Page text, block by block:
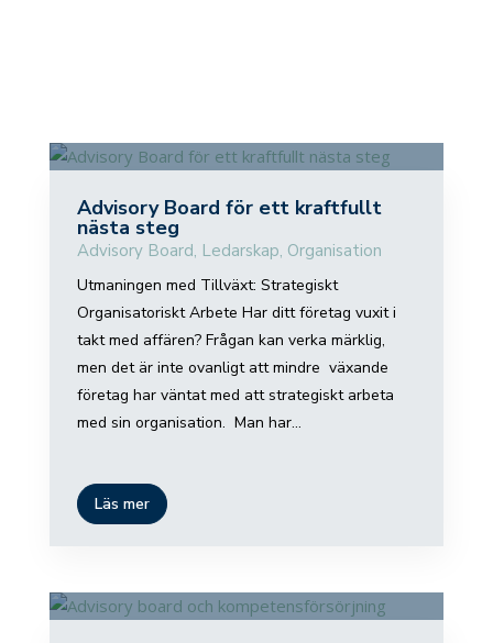
Advisory Board för ett kraftfullt
nästa steg
Advisory Board, Ledarskap, Organisation
Utmaningen med Tillväxt: Strategiskt
Organisatoriskt Arbete Har ditt företag vuxit i
takt med affären? Frågan kan verka märklig,
men det är inte ovanligt att mindre växande
företag har väntat med att strategiskt arbeta
med sin organisation. Man har...
Läs mer